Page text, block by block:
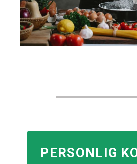
PERSONLIG